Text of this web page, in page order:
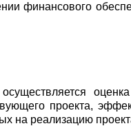
финансового
проекта,
на реализацию